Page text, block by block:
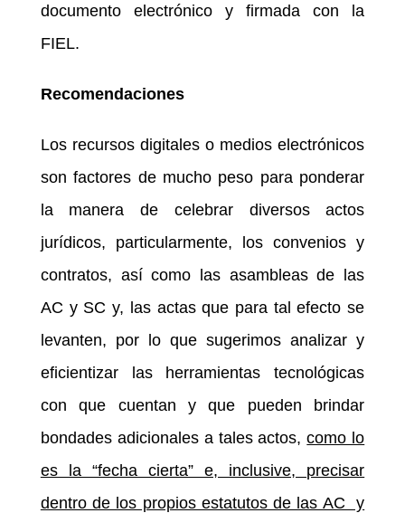
documento electrónico y firmada con la
FIEL.
Recomendaciones
Los recursos digitales o medios electrónicos
son factores de mucho peso para ponderar
la manera de celebrar diversos actos
jurídicos, particularmente, los convenios y
contratos, así como las asambleas de las
AC y SC y, las actas que para tal efecto se
levanten, por lo que sugerimos analizar y
eficientizar las herramientas tecnológicas
con que cuentan y que pueden brindar
bondades adicionales a tales actos,como lo
es la “fecha cierta” e, inclusive, precisar
dentro de los propios estatutos de las AC y